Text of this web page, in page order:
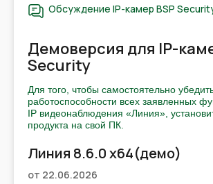
Обсуждение IP-камер ВSP
Демоверсия для IP-
Security
Для того, чтобы самостоятельно
работоспособности всех заявленных
IP видеонаблюдения «Линия»,
продукта на свой ПК.
Линия 8.6.0 x64(демо)
от 22.06.2026